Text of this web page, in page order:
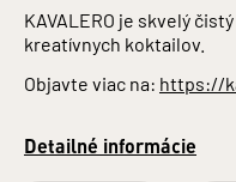
KAVALERO je skvelý
kreatívnych koktailov.
Objavte viac na: https://
Detailné informácie